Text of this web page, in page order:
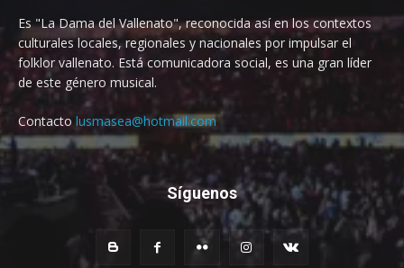
Es "La Dama del Vallenato", reconocida así en los contextos
culturales locales, regionales y nacionales por impulsar el
folklor vallenato. Está comunicadora social, es una gran líder
de este género musical.
Contacto lusmasea@hotmail.com
Síguenos